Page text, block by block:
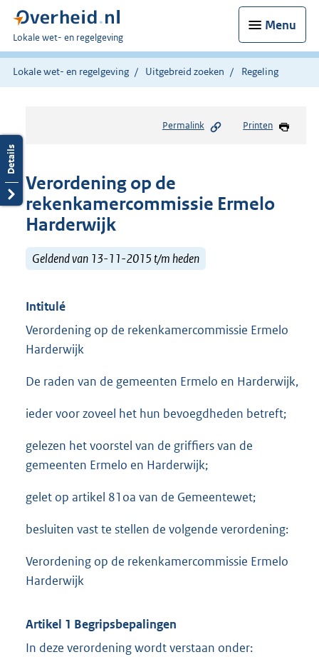
Menu
U
bent
hier:
Lokale wet- en regelgeving
Lokale wet- en regelgeving Uitgebreid zoeken Regeling
Permalink Printen
Verordening op de
rekenkamercommissie Ermelo
Harderwijk
Geldend van 13-11-2015 t/m heden
Intitulé
Verordening op de rekenkamercommissie Ermelo
Harderwijk
De raden van de gemeenten Ermelo en Harderwijk,
ieder voor zoveel het hun bevoegdheden betreft;
gelezen het voorstel van de griffiers van de
gemeenten Ermelo en Harderwijk;
gelet op artikel 81oa van de Gemeentewet;
besluiten vast te stellen de volgende verordening:
Verordening op de rekenkamercommissie Ermelo
Harderwijk
Artikel 1 Begripsbepalingen
In deze verordening wordt verstaan onder: